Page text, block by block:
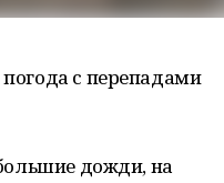
с перепадами
дожди, на